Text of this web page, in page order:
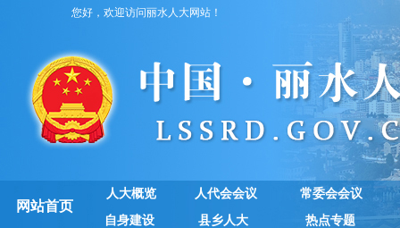
您好，欢迎访问丽水人大网站！
网站首页
人大概览 人代会会议
常委会会议
自身建设
县乡人大 热点专题